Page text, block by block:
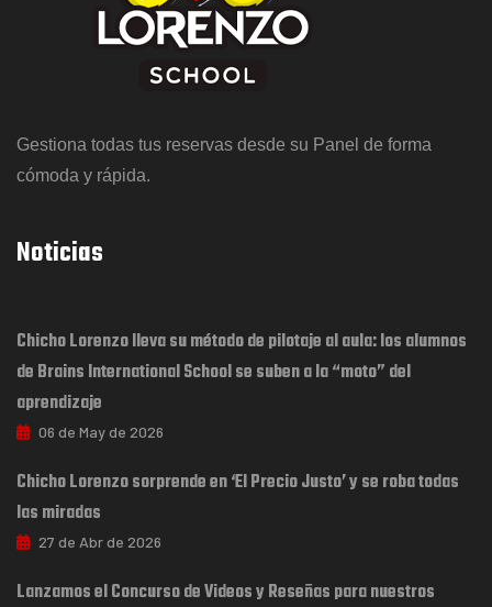
Gestiona todas tus reservas desde su Panel de forma
cómoda y rápida.
Noticias
Chicho Lorenzo lleva su método de pilotaje al aula: los alumnos
de Brains International School se suben a la “moto” del
aprendizaje
06 de May de 2026
Chicho Lorenzo sorprende en ‘El Precio Justo’ y se roba todas
las miradas
27 de Abr de 2026
Lanzamos el Concurso de Videos y Reseñas para nuestros